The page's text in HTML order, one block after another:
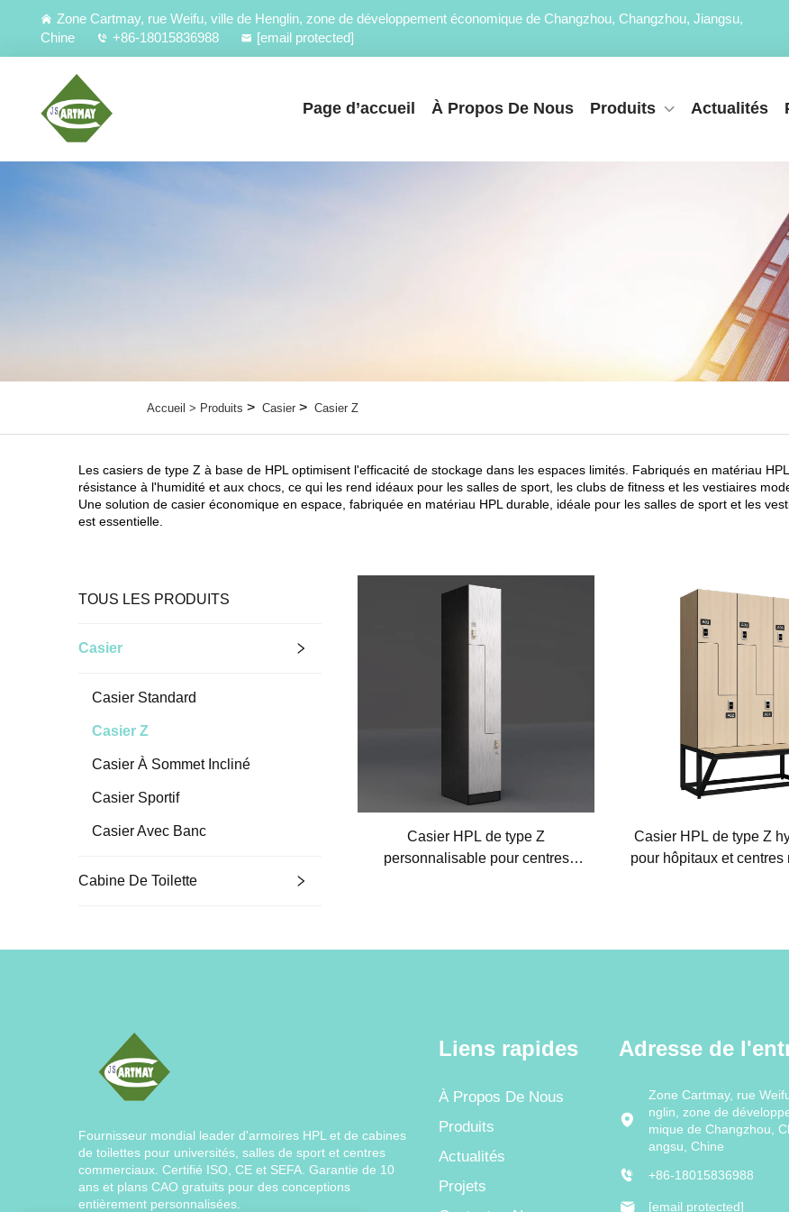
Zone Cartmay, rue Weifu, ville de Henglin, zone de développement économique de Changzhou, Changzhou, Jiangsu,
Chine
+86-18015836988 [email protected]
Page d’accueil À Propos De Nous Produits Actualités
Accueil > Produits > Casier> Casier Z
Les casiers de type Z à base de HPL optimisent l'efficacité de stockage dans les espaces limités. Fabriqués en matériau
résistance à l'humidité et aux chocs, ce qui les rend idéaux pour les salles de sport, les clubs de fitness et les vestiaires
Une solution de casier économique en espace, fabriquée en matériau HPL durable, idéale pour les salles de sport et les
est essentielle.
TOUS LES PRODUITS
Casier
Casier Standard
Casier Z
Casier À Sommet Incliné
Casier Sportif
Casier Avec Banc
Cabine De Toilette
Casier HPL de type Z
personnalisable pour centres
Casier HPL de type Z
pour hôpitaux et centres
Fournisseur mondial leader d'armoires HPL et de cabines
de toilettes pour universités, salles de sport et centres
commerciaux. Certifié ISO, CE et SEFA. Garantie de 10
ans et plans CAO gratuits pour des conceptions
entièrement personnalisées.
Liens rapides
À Propos De Nous
Produits
Actualités
Projets
Adresse de
Zone Cartmay, rue
nglin, zone de
mique de Changzhou,
angsu, Chine
+86-18015836988
[email protected]